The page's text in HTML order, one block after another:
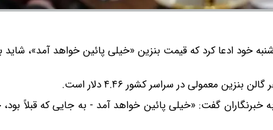
معمولی در سراسر کشور ۴.۴۶ دلار است.
خبرنگاران گفت: «خیلی پائین خواهد آمد - به جایی که قبلاً